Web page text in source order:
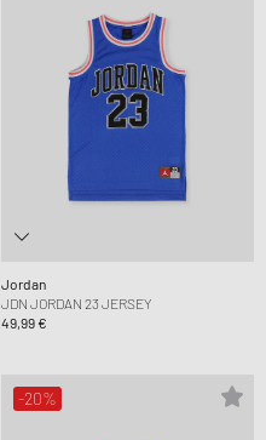
Jordan
JDN JORDAN 23 JERSEY
49,99 €
-20%